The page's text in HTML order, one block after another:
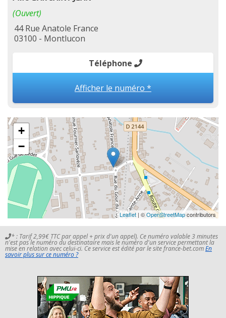
(Ouvert)
44 Rue Anatole France
03100 - Montlucon
Téléphone
Afficher le numéro *
+
−
Leaflet | ©OpenStreetMapcontributors
* : Tarif 2,99€ TTC par appel + prix d'un appel). Ce numéro valable 3 minutes
n'est pas le numéro du destinataire mais le numéro d'un service permettant la
mise en relation avec celui-ci. Ce service est édité par le site france-bet.comEn
savoir plus sur ce numéro ?